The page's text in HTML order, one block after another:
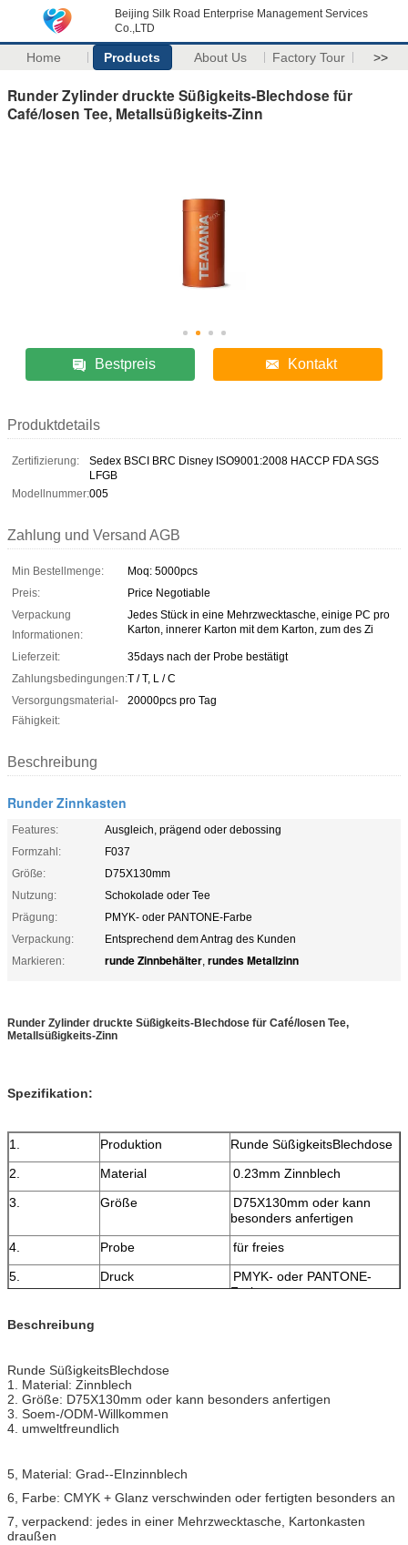
Beijing Silk Road Enterprise Management Services
Co.,LTD
Home Products About Us Factory Tour >>
Runder Zylinder druckte Süßigkeits-Blechdose für
Café/losen Tee, Metallsüßigkeits-Zinn
Bestpreis Kontakt
Produktdetails
Zertifizierung:
Sedex BSCI BRC Disney ISO9001:2008 HACCP FDA SGS
LFGB
Modellnummer:005
Zahlung und Versand AGB
Min Bestellmenge:
Moq: 5000pcs
Preis:
Price Negotiable
Verpackung
Informationen:
Jedes Stück in eine Mehrzwecktasche, einige PC pro
Karton, innerer Karton mit dem Karton, zum des Zi
Lieferzeit:
35days nach der Probe bestätigt
Zahlungsbedingungen:T / T, L / C
Versorgungsmaterial-
Fähigkeit:
20000pcs pro Tag
Beschreibung
Runder Zinnkasten
Features:
Ausgleich, prägend oder debossing
Formzahl:
F037
Größe:
D75X130mm
Nutzung:
Schokolade oder Tee
Prägung:
PMYK- oder PANTONE-Farbe
Verpackung:
Entsprechend dem Antrag des Kunden
Markieren:
runde Zinnbehälter, rundes Metallzinn
Runder Zylinder druckte Süßigkeits-Blechdose für Café/losen Tee,
Metallsüßigkeits-Zinn
Spezifikation:
1. Produktion
Runde SüßigkeitsBlechdose
2.
Material
0.23mm Zinnblech
3.
Größe
D75X130mm oder kann
besonders anfertigen
4.
Probe
für freies
5.
Druck
PMYK- oder PANTONE-
Farbe
6.
7.
Verpacken
8.
ZahlungsbedingungenT/T, Westverband oder L/C,
10.
Eigenschaft
die Logos der Kunden
können an gedruckt werden
oder an geprägt werden
Beschreibung
Runde SüßigkeitsBlechdose
1. Material: Zinnblech
2. Größe: D75X130mm oder kann besonders anfertigen
3. Soem-/ODM-Willkommen
4. umweltfreundlich
5, Material: Grad--EInzinnblech
6, Farbe: CMYK + Glanz verschwinden oder fertigten besonders an
7, verpackend: jedes in einer Mehrzwecktasche, Kartonkasten
draußen